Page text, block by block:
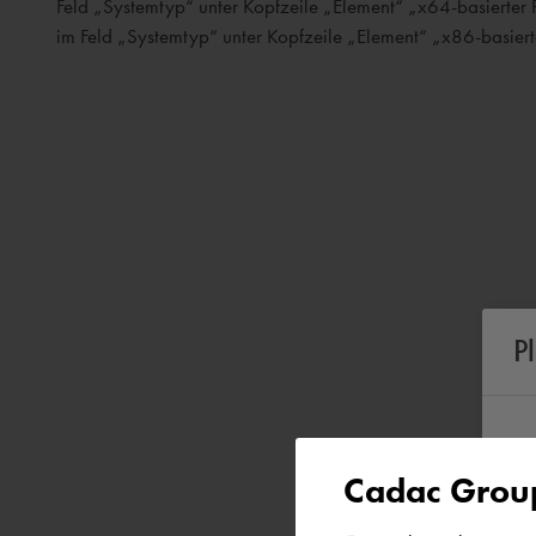
Feld „Systemtyp“ unter Kopfzeile „Element“ „x64-
im Feld „Systemtyp“ unter Kopfzeile „Element“ „x86-
Cadac